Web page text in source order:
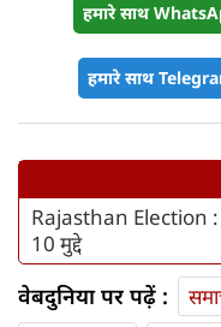
हमारे साथ
हमारे साथ
Rajasthan Election :
10 मुद्दे
वेबदुनिया पर पढ़ें :